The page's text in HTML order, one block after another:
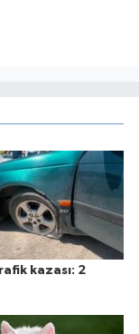
kazası: 2